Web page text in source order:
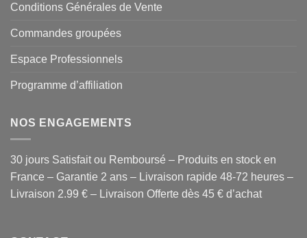
Conditions Générales de Vente
Commandes groupées
Espace Professionnels
Programme d’affiliation
NOS ENGAGEMENTS
30 jours Satisfait ou Remboursé – Produits en stock en
France – Garantie 2 ans – Livraison rapide 48-72 heures –
Livraison 2.99 € – Livraison Offerte dès 45 € d’achat